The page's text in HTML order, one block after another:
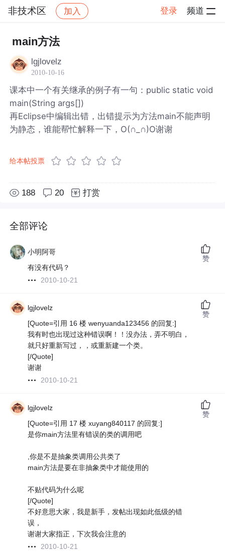
非技术区 加入 登录 频道
非技术区
main方法
lgjlovelz
2010-10-16
课本中一个有关继承的例子有一句：public static void
main(String args[])
再Eclipse中编辑出错，出错提示为方法main不能声明
为静态，谁能帮忙解释一下，O(∩_∩)O谢谢
给本帖投票
188 20 打赏
全部评论
小明阿哥
有没有代码？
2010-10-21
赞
lgjlovelz
[Quote=引用 16 楼 wenyuanda123456 的回复:]
我有时也出现过这种错误啊！！没办法，弄不明白，
就只好重新写过，，或重新建一个类。
[/Quote]
谢谢
2010-10-21
赞
lgjlovelz
[Quote=引用 17 楼 xuyang840117 的回复:]
是你main方法里有错误的类的调用吧
,你是不是抽象类调用公共类了
main方法是要在非抽象类中才能使用的
不贴代码为什么呢
[/Quote]
不好意思大家，我是新手，发帖出现如此低级的错
误，
谢谢大家指正，下次我会注意的
2010-10-21
赞